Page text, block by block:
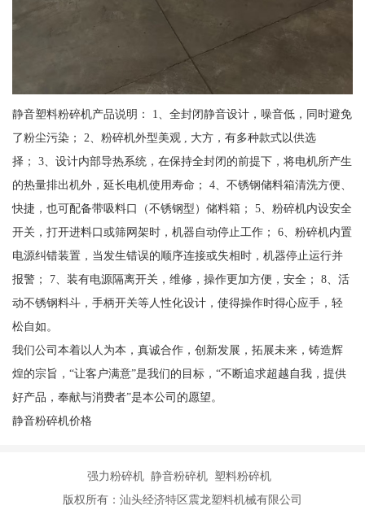
静音塑料粉碎机产品说明： 1、全封闭静音设计，噪音低，同时避免
了粉尘污染； 2、粉碎机外型美观 , 大方，有多种款式以供选
择； 3、设计内部导热系统，在保持全封闭的前提下，将电机所产生
的热量排出机外，延长电机使用寿命； 4、不锈钢储料箱清洗方便、
快捷，也可配备带吸料口（不锈钢型）储料箱； 5、粉碎机内设安全
开关，打开进料口或筛网架时，机器自动停止工作； 6、粉碎机内置
电源纠错装置，当发生错误的顺序连接或失相时，机器停止运行并
报警； 7、装有电源隔离开关，维修，操作更加方便，安全； 8、活
动不锈钢料斗，手柄开关等人性化设计，使得操作时得心应手，轻
松自如。
我们公司本着以人为本，真诚合作，创新发展，拓展未来，铸造辉
煌的宗旨，“让客户满意”是我们的目标，“不断追求超越自我，提供
好产品，奉献与消费者”是本公司的愿望。
静音粉碎机价格
强力粉碎机 静音粉碎机 塑料粉碎机
版权所有：汕头经济特区震龙塑料机械有限公司